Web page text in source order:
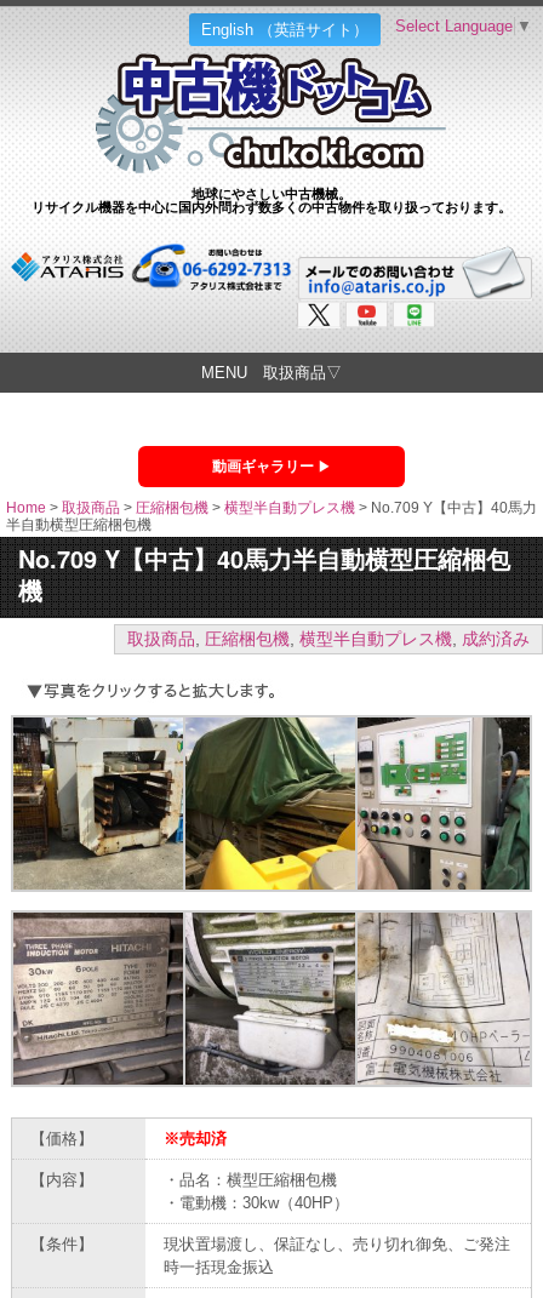
English （英語サイト）
地球にやさしい中古機械。
リサイクル機器を中心に国内外問わず数多くの中古物件を取り扱っております。
Select Language ▼
MENU 取扱商品▽
動画ギャラリー
Home > 取扱商品 > 圧縮梱包機 > 横型半自動プレス機 > No.709 Y【中古】40馬力
半自動横型圧縮梱包機
No.709 Y【中古】40馬力半自動横型圧縮梱包
機
取扱商品, 圧縮梱包機, 横型半自動プレス機, 成約済み
【価格】 ※売却済
【内容】
・品名：横型圧縮梱包機
・電動機：30kw（40HP）
【条件】
現状置場渡し、保証なし、売り切れ御免、ご発注
時一括現金振込